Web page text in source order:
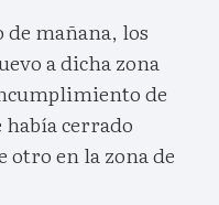
mañana, los
a dicha zona
de
había cerrado
otro en la zona de